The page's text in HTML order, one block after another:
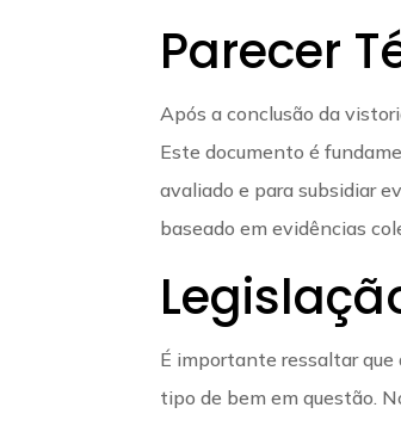
Parecer
Após a conclusão da
Este documento é
avaliado e para subsidiar
baseado em evidências
É importante ressaltar
tipo de bem em questão.